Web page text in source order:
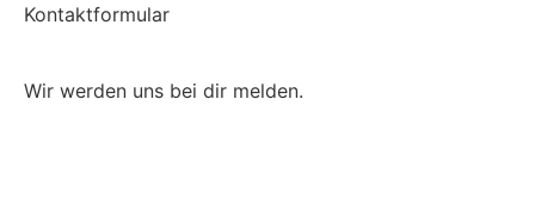
Kontaktformular
Wir werden uns bei dir melden.